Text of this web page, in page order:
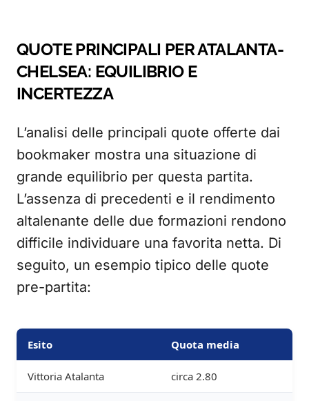
QUOTE PRINCIPALI PER ATALANTA-
CHELSEA: EQUILIBRIO E
INCERTEZZA
L’analisi delle principali quote offerte dai
bookmaker mostra una situazione di
grande equilibrio per questa partita.
L’assenza di precedenti e il rendimento
altalenante delle due formazioni rendono
difficile individuare una favorita netta. Di
seguito, un esempio tipico delle quote
pre-partita:
Esito Quota media
Vittoria Atalanta circa 2.80